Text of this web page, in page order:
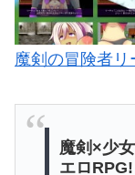
魔剣の冒険者リ
魔剣×少
エロRPG!